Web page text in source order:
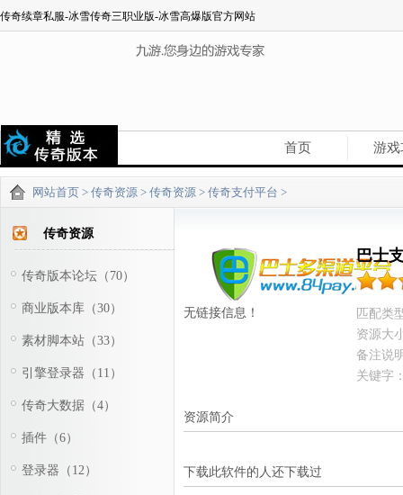
传奇续章私服-冰雪传奇三职业版-冰雪高爆版官方网站
首页 游戏
网站首页 > 传奇资源 > 传奇资源 > 传奇支付平台 >
传奇资源
传奇版本论坛（70）
商业版本库（30）
素材脚本站（33）
引擎登录器（11）
传奇大数据（4）
插件（6）
登录器（12）
无链接信息！
巴士
匹配类
资源大
备注说
关键字
资源简介
下载此软件的人还下载过